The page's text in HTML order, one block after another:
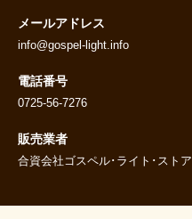
メールアドレス
info@gospel-light.info
電話番号
0725-56-7276
販売業者
合資会社ゴスペル･ライト･ストア